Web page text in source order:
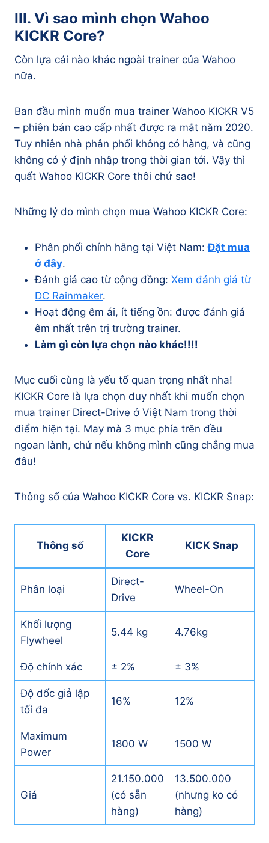
III. Vì sao mình chọn Wahoo
KICKR Core?
Còn lựa cái nào khác ngoài trainer của Wahoo
nữa.
Ban đầu mình muốn mua trainer Wahoo KICKR V5
– phiên bản cao cấp nhất được ra mắt năm 2020.
Tuy nhiên nhà phân phối không có hàng, và cũng
không có ý định nhập trong thời gian tới. Vậy thì
quất Wahoo KICKR Core thôi chứ sao!
Những lý do mình chọn mua Wahoo KICKR Core:
Phân phối chính hãng tại Việt Nam:Đặt mua
ở đây.
Đánh giá cao từ cộng đồng: Xem đánh giá từ
DC Rainmaker.
Hoạt động êm ái, ít tiếng ồn: được đánh giá
êm nhất trên trị trường trainer.
Làm gì còn lựa chọn nào khác!!!!
Mục cuối cùng là yếu tố quan trọng nhất nha!
KICKR Core là lựa chọn duy nhất khi muốn chọn
mua trainer Direct-Drive ở Việt Nam trong thời
điểm hiện tại. May mà 3 mục phía trên đều
ngoan lành, chứ nếu không mình cũng chẳng mua
đâu!
Thông số của Wahoo KICKR Core vs. KICKR Snap:
Thông số
KICKR
Core
KICK Snap
Phân loại
Direct-
Drive
Wheel-On
Khối lượng
Flywheel
5.44 kg 4.76kg
Độ chính xác ± 2% ± 3%
Độ dốc giả lập
tối đa
16% 12%
Maximum
Power
1800 W 1500 W
Giá
21.150.000
(có sẵn
hàng)
13.500.000
(nhưng ko có
hàng)